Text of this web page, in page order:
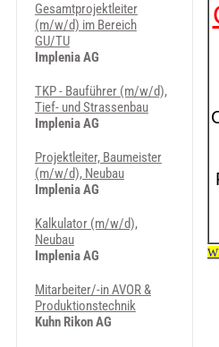
Gesamtprojektleiter
(m/w/d) im Bereich
GU/TU
Implenia AG
TKP - Bauführer (m/w/d),
Tief- und Strassenbau
Implenia AG
Projektleiter, Baumeister
(m/w/d), Neubau
Implenia AG
Kalkulator (m/w/d),
Neubau
Implenia AG
Mitarbeiter/-in AVOR &
Produktionstechnik
Kuhn Rikon AG